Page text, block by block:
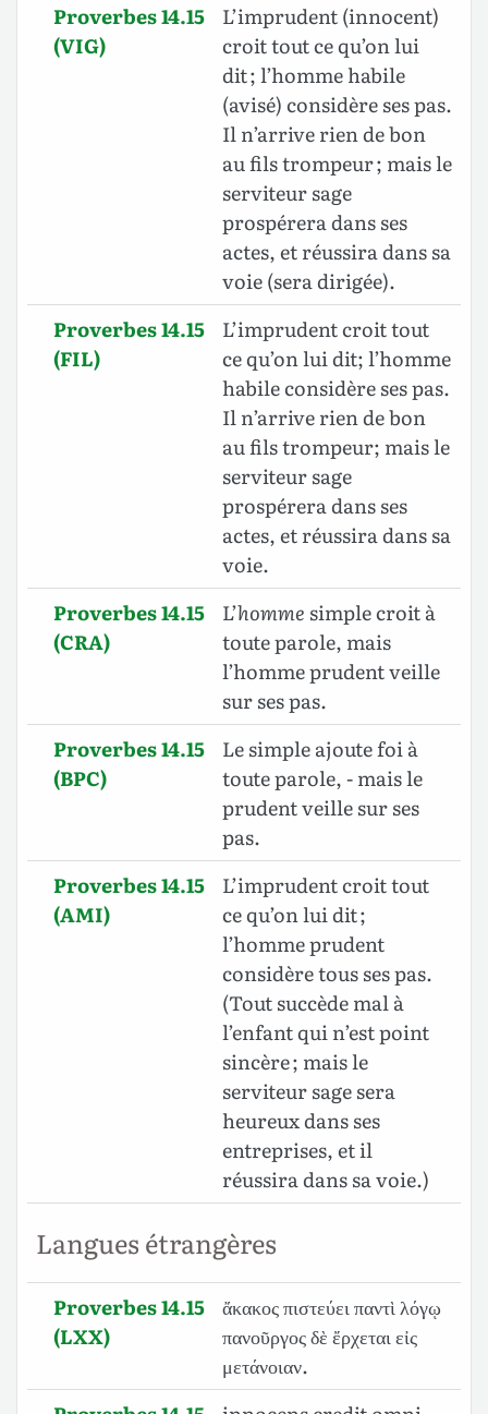
Proverbes 14.15
(VIG)
L’imprudent (innocent)
croit tout ce qu’on lui
dit ; l’homme habile
(avisé) considère ses pas.
Il n’arrive rien de bon
au fils trompeur ; mais le
serviteur sage
prospérera dans ses
actes, et réussira dans sa
voie (sera dirigée).
Proverbes 14.15
(FIL)
L’imprudent croit tout
ce qu’on lui dit; l’homme
habile considère ses pas.
Il n’arrive rien de bon
au fils trompeur; mais le
serviteur sage
prospérera dans ses
actes, et réussira dans sa
voie.
Proverbes 14.15
(CRA)
L’homme simple croit à
toute parole, mais
l’homme prudent veille
sur ses pas.
Proverbes 14.15
(BPC)
Le simple ajoute foi à
toute parole, - mais le
prudent veille sur ses
pas.
Proverbes 14.15
(AMI)
L’imprudent croit tout
ce qu’on lui dit ;
l’homme prudent
considère tous ses pas.
(Tout succède mal à
l’enfant qui n’est point
sincère ; mais le
serviteur sage sera
heureux dans ses
entreprises, et il
réussira dans sa voie.)
Langues étrangères
Proverbes 14.15
(LXX)
ἄκακος πιστεύει παντὶ λόγῳ
πανοῦργος δὲ ἔρχεται εἰς
μετάνοιαν.